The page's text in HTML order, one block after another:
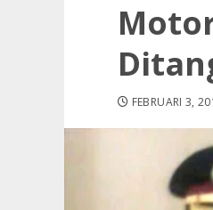
FEBRUARI 3,